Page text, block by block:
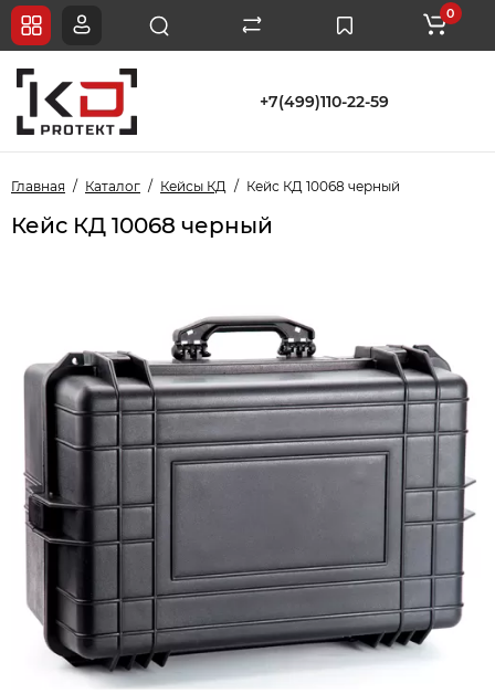
+7(499)110-22-59
0
Главная Каталог Кейсы КД Кейс КД 10068 черный
Кейс КД 10068 черный